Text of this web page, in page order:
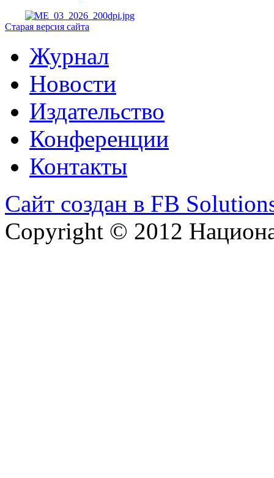
Старая версия сайта
Журнал
Новости
Издательство
Конференции
Контакты
Сайт создан в FB
Copyright © 2012